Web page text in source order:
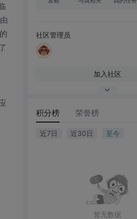
社区管理员
加入社区
积分榜 荣誉榜
近7日 近30日 至今
暂无数据